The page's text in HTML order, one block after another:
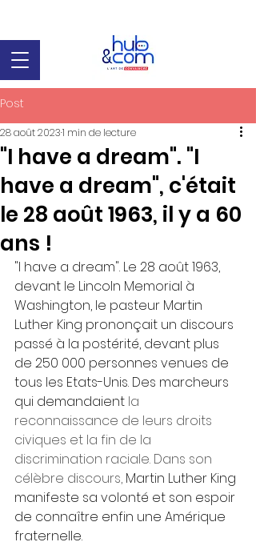
Post
"I have a dream". "I
have a dream", c'était
le 28 août 1963, il y a 60
ans !
28 août 20231 min de lecture
"I have a dream". Le 28 août 1963,
devant le Lincoln Memorial à
Washington, le pasteur Martin
Luther King prononçait un discours
passé à la postérité, devant plus
de 250 000 personnes venues de
tous les Etats-Unis. Des marcheurs
qui demandaient la
reconnaissance de leurs droits
civiques et la fin de la
discrimination raciale. Dans son
célèbre discours, Martin Luther King
manifeste sa volonté et son espoir
de connaître enfin une Amérique
fraternelle.